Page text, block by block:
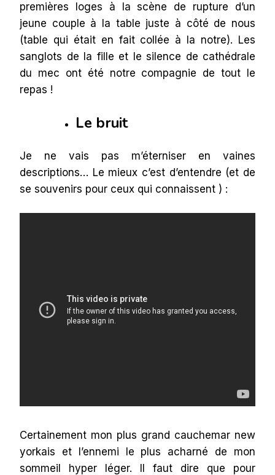
premières loges à la scène de rupture d’un
jeune couple à la table juste à côté de nous
(table qui était en fait collée à la notre). Les
sanglots de la fille et le silence de cathédrale
du mec ont été notre compagnie de tout le
repas !
Le bruit
Je ne vais pas m’éterniser en vaines
descriptions… Le mieux c’est d’entendre (et de
se souvenirs pour ceux qui connaissent ) :
Certainement mon plus grand cauchemar new
yorkais et l’ennemi le plus acharné de mon
sommeil hyper léger. Il faut dire que pour